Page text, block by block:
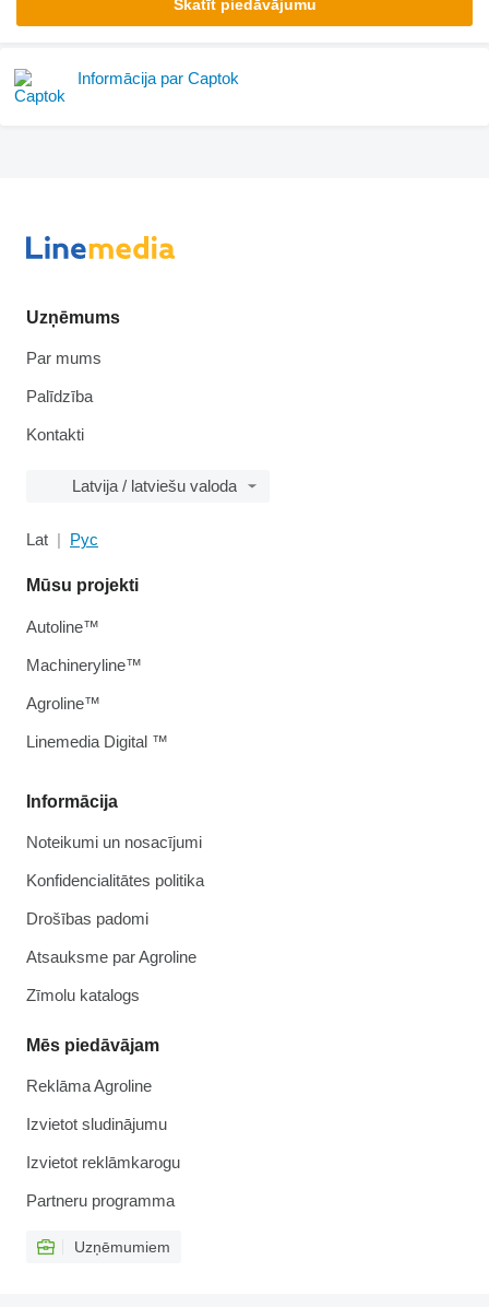
Skatīt piedāvājumu
Informācija par Captok
Uzņēmums
Par mums
Palīdzība
Kontakti
Latvija / latviešu valoda
Lat Рус
Informācija
Noteikumi un nosacījumi
Konfidencialitātes politika
Drošības padomi
Atsauksme par Agroline
Zīmolu katalogs
Mēs piedāvājam
Reklāma Agroline
Izvietot sludinājumu
Izvietot reklāmkarogu
Partneru programma
Uzņēmumiem
Mūsu projekti
Autoline™
Machineryline™
Agroline™
Linemedia Digital ™